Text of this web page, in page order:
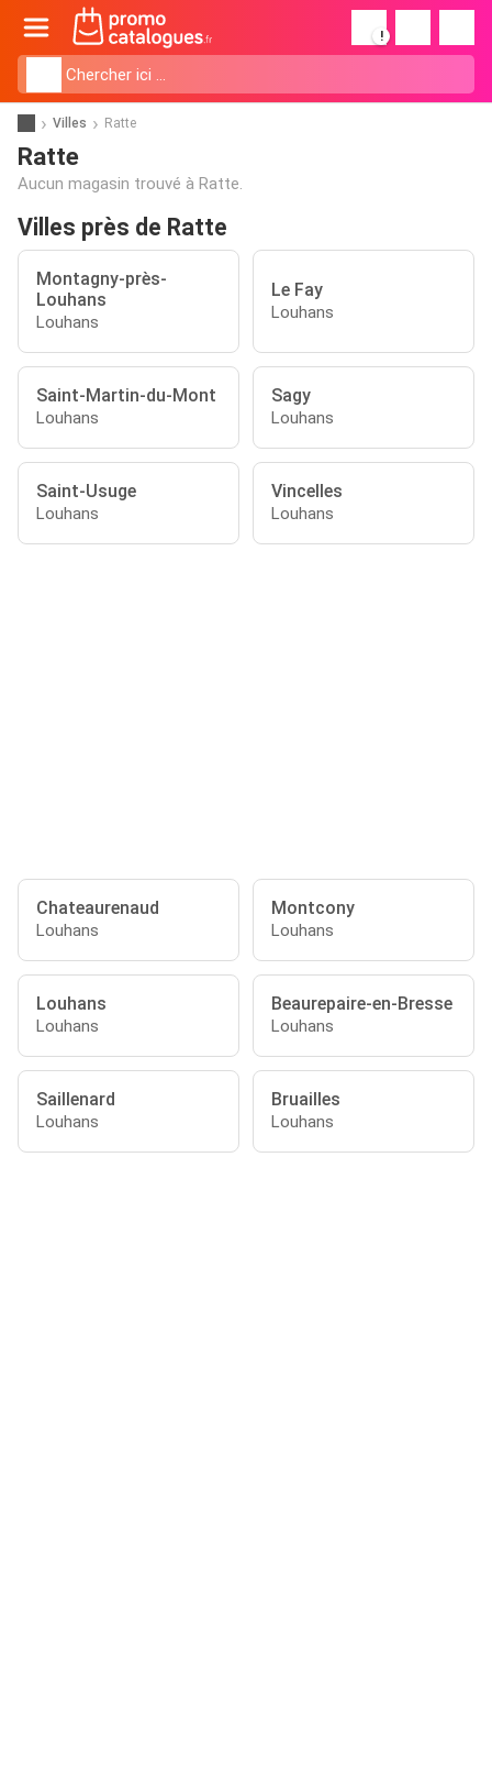
!
Villes Ratte
Ratte
Aucun magasin trouvé à Ratte.
Villes près de Ratte
Montagny-près-
Louhans
Louhans
Le Fay
Louhans
Saint-Martin-du-Mont
Louhans
Sagy
Louhans
Saint-Usuge
Louhans
Vincelles
Louhans
Chateaurenaud
Louhans
Montcony
Louhans
Louhans
Louhans
Beaurepaire-en-Bresse
Louhans
Saillenard
Louhans
Bruailles
Louhans